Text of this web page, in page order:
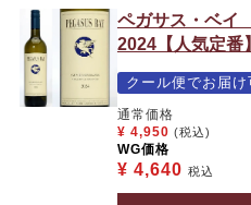
ペガサス・ベ
2024【人気定番】
クール便でお届け
通常価格
¥ 4,950 (税込)
WG価格
¥ 4,640 税込